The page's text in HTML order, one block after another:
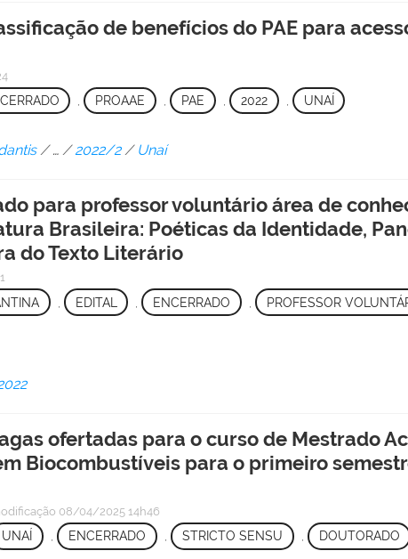
de benefícios do PAE para
, PROAAE , PAE 2022 UNAÍ
/…/2022/2 / Unaí
para professor voluntário área de
Brasileira: Poéticas da Identidade,
do Texto Literário
EDITAL , ENCERRADO , PROFESSOR
ofertadas para o curso de Mestrado
Biocombustíveis para o primeiro
08/04/2025 14h46
UNAÍ , ENCERRADO , STRICTO SENSU , DOUTORADO